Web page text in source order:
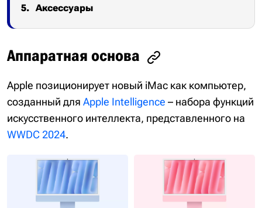
Аксессуары
Аппаратная основа
Apple позиционирует новый iMac как компьютер,
созданный для Apple Intelligence – набора функций
искусственного интеллекта, представленного на
WWDC 2024.